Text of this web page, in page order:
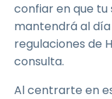
confiar en que
mantendrá al
regulaciones de
consulta.
Al centrarte en